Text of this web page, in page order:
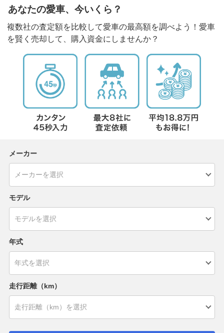
あなたの愛車、今いくら？
複数社の査定額を比較して愛車の最高額を調べよう！愛車
を賢く売却して、購入資金にしませんか？
メーカー
モデル
年式
走行距離（km）